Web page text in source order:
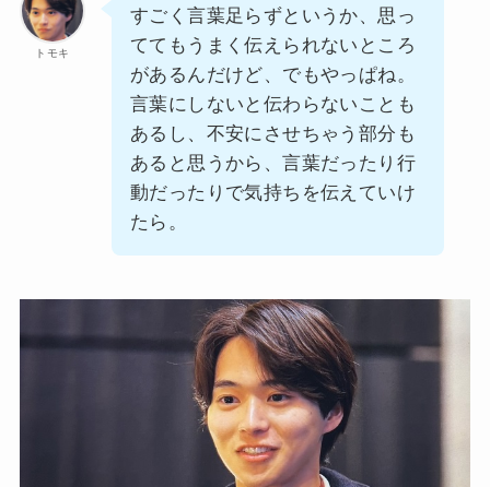
トモキ
すごく言葉足らずというか、思っ
ててもうまく伝えられないところ
があるんだけど、でもやっぱね。
言葉にしないと伝わらないことも
あるし、不安にさせちゃう部分も
あると思うから、言葉だったり行
動だったりで気持ちを伝えていけ
たら。